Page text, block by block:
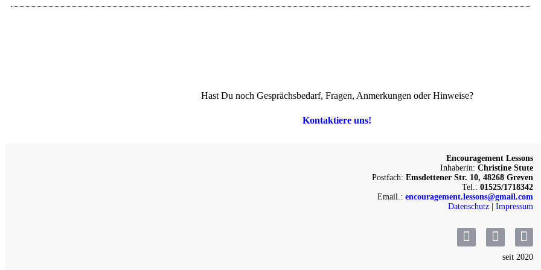
Hast Du noch Gesprächsbedarf, Fragen, Anmerkungen oder Hinweise?
Kontaktiere uns!
Encouragement Lessons
Inhaberin:Christine Stute
Postfach:Emsdettener Str. 10, 48268 Greven
Tel.:01525/1718342
Email.:encouragement.lessons@gmail.com
Datenschutz |Impressum
seit 2020